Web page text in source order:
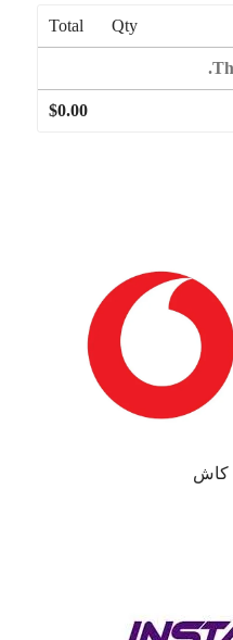
Qty
Total
$0.00
كاش